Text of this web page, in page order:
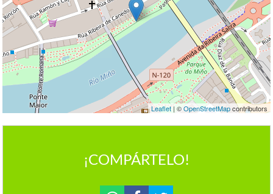
Leaflet| ©OpenStreetMapcontributors
¡COMPÁRTELO!